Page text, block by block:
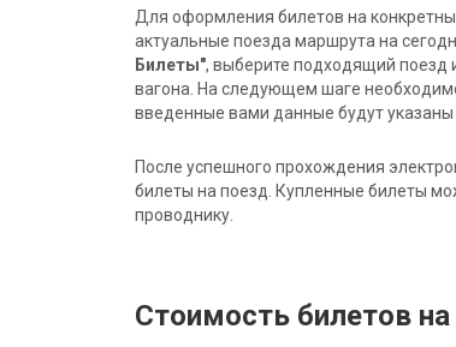
Для оформления билетов на
актуальные поезда маршрута на
Билеты", выберите подходящий поезд
вагона. На следующем шаге
введенные вами данные будут указаны
После успешного прохождения
билеты на поезд. Купленные билеты
проводнику.
Стоимость билетов